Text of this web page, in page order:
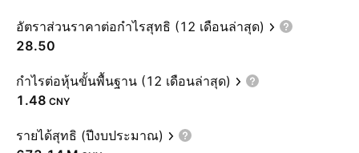
อัตราส่วนราคาต่อกำไรสุทธิ (12 เดือนล่าสุด)
28.50
กำไรต่อหุ้นขั้นพื้นฐาน (12 เดือนล่าสุด)
1.48 CNY
รายได้สุทธิ (ปีงบประมาณ)